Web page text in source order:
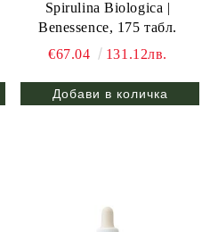
Spirulina Biologica |
Benessence, 175 табл.
€67.04
131.12лв.